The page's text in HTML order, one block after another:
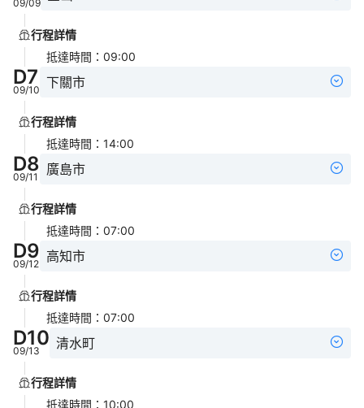
09/09
行程詳情
抵達時間 ： 09:00
D7
09/10 下關市
行程詳情
抵達時間 ： 14:00
D8
09/11 廣島市
行程詳情
抵達時間 ： 07:00
D9
09/12 高知市
行程詳情
抵達時間 ： 07:00
D10
09/13 清水町
行程詳情
抵達時間 ： 10:00